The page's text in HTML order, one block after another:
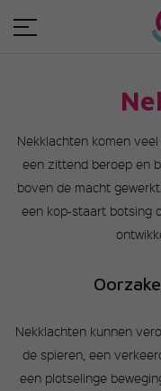
Nekklachten komen
een zittend beroep en
boven de macht
een kop-staart botsing
Nekklachten kunnen
de spieren, een
een plotselinge